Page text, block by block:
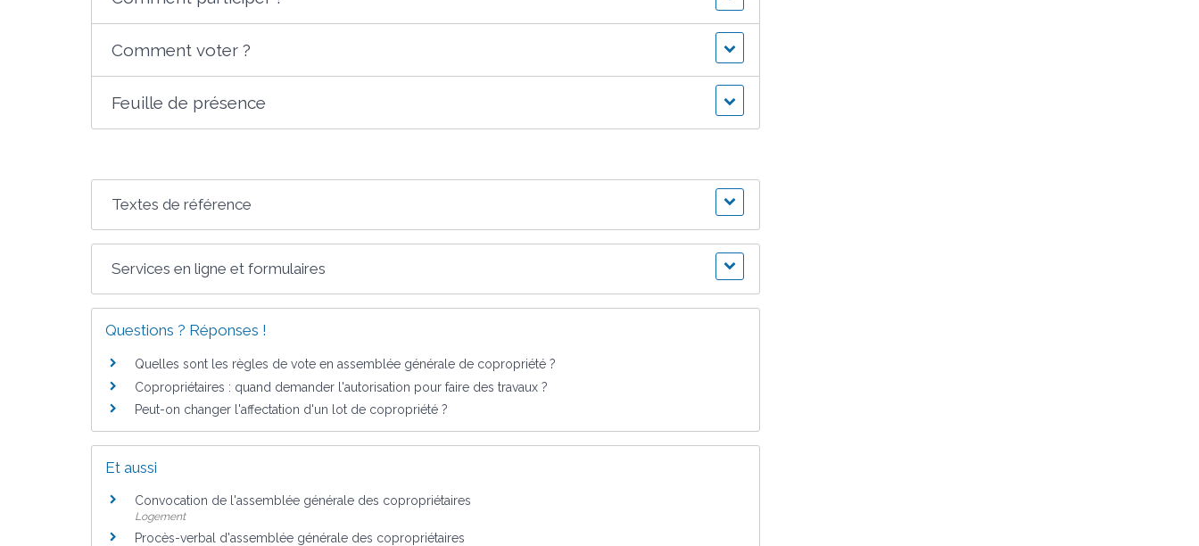
Comment voter ?
Feuille de présence
Textes de référence
Services en ligne et formulaires
Questions ? Réponses !
Quelles sont les règles de vote en assemblée générale de copropriété ?
Copropriétaires : quand demander l'autorisation pour faire des travaux ?
Peut-on changer l'affectation d'un lot de copropriété ?
Et aussi
Convocation de l'assemblée générale des copropriétaires
Logement
Procès-verbal d'assemblée générale des copropriétaires